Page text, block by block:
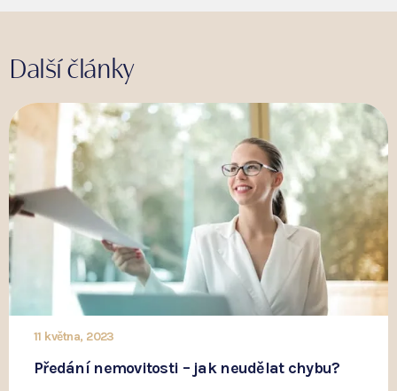
Další články
11 května, 2023
Předání nemovitosti – jak neudělat chybu?